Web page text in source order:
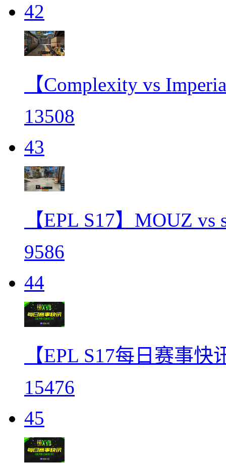
42
【Complexity vs
13508
43
【EPL S17】MOUZ
9586
44
【EPL S17每日赛事
15476
45